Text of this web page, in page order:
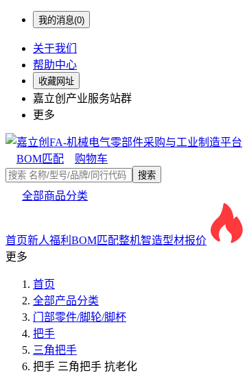
我的消息(0)
关于我们
帮助中心
收藏网址
嘉立创产业服务站群
更多
BOM匹配 购物车
搜索
全部商品分类
首页新人福利 BOM匹配整机智造型材报价
更多
首页
全部产品分类
门部零件/脚轮/脚杯
把手
三角把手
把手 三角把手 抗老化